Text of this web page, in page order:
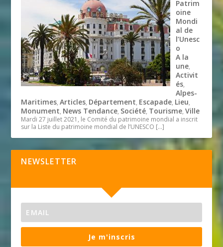
Patrim
oine
Mondi
al de
l’Unesc
o
A la
une,
Activit
és,
Alpes-
Maritimes,Articles, Département, Escapade, Lieu,
Monument, News Tendance, Société, Tourisme,Ville
Mardi 27 juillet 2021, le Comité du patrimoine mondial a inscrit
sur la Liste du patrimoine mondial de l’UNESCO […]
NEWSLETTER
Je m'inscris